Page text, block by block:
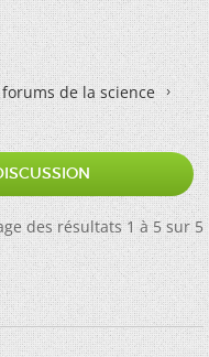
de la science
des résultats 1 à 5 sur 5